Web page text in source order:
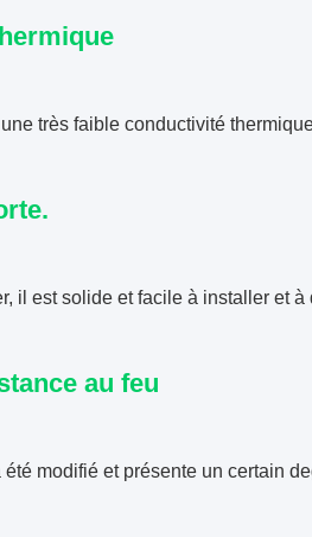
très faible conductivité
il est solide et facile à installer et à
au feu
été modifié et présente un certain